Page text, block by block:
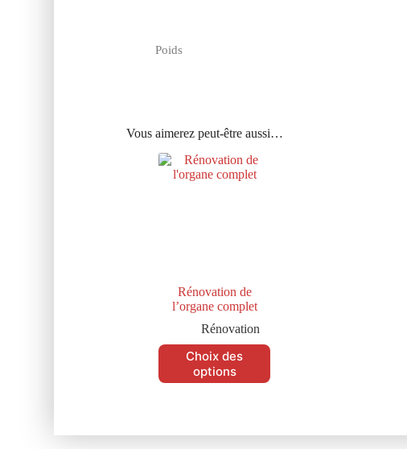
Poids
Vous aimerez peut-être aussi…
Rénovation de
l’organe complet
Rénovation
Choix des
options